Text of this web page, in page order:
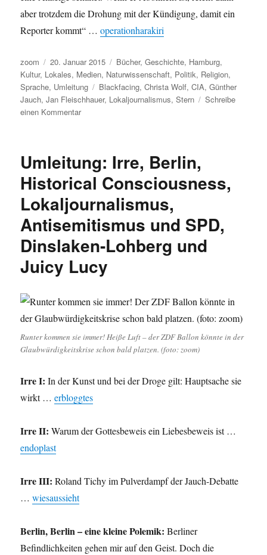
aber trotzdem die Drohung mit der Kündigung, damit ein
Reporter kommt“ …operationharakiri
Autor
zoom
Veröffentlicht
am
20. Januar 2015 Kategorien
Bücher,Geschichte, Hamburg,
Kultur, Lokales, Medien, Naturwissenschaft, Politik, Religion,
Sprache, Umleitung Schlagwörter
Blackfacing,Christa Wolf,CIA,Günther
Jauch,Jan Fleischhauer, Lokaljournalismus,Stern
Schreibe
einen Kommentarzu
bis
Harakri
–
CIA,
Stern,
Jauch,
der
geteilte
Himmel
Lokaljournalismus
betrachtet.
Umleitung: Irre, Berlin,
Historical Consciousness,
Lokaljournalismus,
Antisemitismus und SPD,
Dinslaken-Lohberg und
Juicy Lucy
Runter kommen sie immer! Heiße Luft – der ZDF Ballon könnte in der
Glaubwürdigkeitskrise schon bald platzen. (foto: zoom)
Irre I: In der Kunst und bei der Droge gilt: Hauptsache sie
wirkt …erbloggtes
Irre II: Warum der Gottesbeweis ein Liebesbeweis ist …
endoplast
Irre III: Roland Tichy im Pulverdampf der Jauch-Debatte
…wiesaussieht
Berlin, Berlin – eine kleine Polemik: Berliner
Befindlichkeiten gehen mir auf den Geist. Doch die